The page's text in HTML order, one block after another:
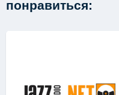
понравиться: